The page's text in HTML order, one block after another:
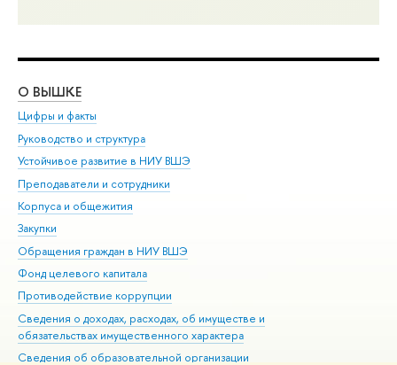
О ВЫШКЕ
Цифры и факты
Руководство и структура
Устойчивое развитие в НИУ ВШЭ
Преподаватели и сотрудники
Корпуса и общежития
Закупки
Обращения граждан в НИУ ВШЭ
Фонд целевого капитала
Противодействие коррупции
Сведения о доходах, расходах, об имуществе и
обязательствах имущественного характера
Сведения об образовательной организации